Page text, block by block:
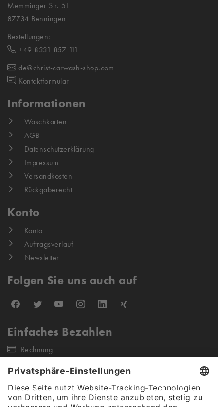
Memminger Str. 51
87734 Benningen
Bestellungen:
+49 8331 857 111
de@christ-carwash-shop.com
Kontaktformular
Informationen
Waschkarten
AGB
Datenschutzerklärung
Impressum
Versandkosten
Rückgaberecht
Konto
Konto
Auftragsverlauf
Newsletter
Folgen Sie uns auch auf
Einfaches Bezahlen
Rechnung
Unsere Versandpartner